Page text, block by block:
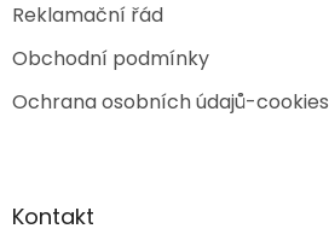
Reklamační řád
Obchodní podmínky
Ochrana osobních údajů-cookies
Kontakt